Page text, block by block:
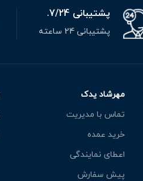
پشتیبانی 7/24.
پشتیبانی 24 ساعته
مهرشاد یدک
تماس با مدیریت
خرید عمده
اعطای نمایندگی
پیش سفارش